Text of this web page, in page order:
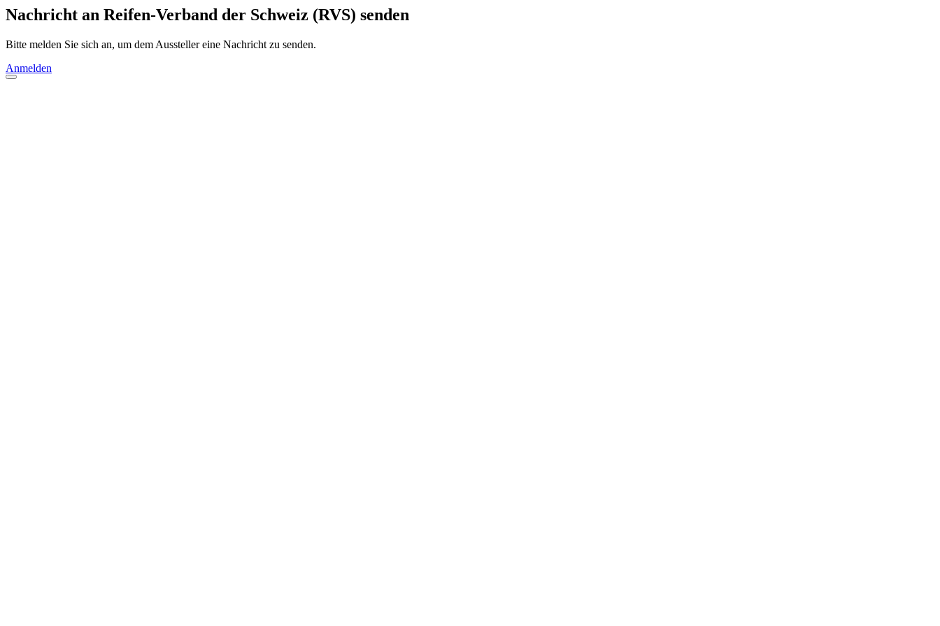
Nachricht an Reifen-Verband der Schweiz (RVS) senden
Bitte melden Sie sich an, um dem Aussteller eine Nachricht zu senden.
Anmelden